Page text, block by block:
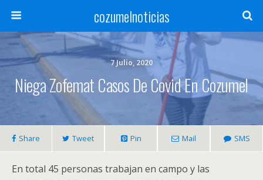
cozumelnoticias
7 Julio, 2020
Niega Zofemat Casos De Covid En Cozumel
Share Tweet Pin Mail SMS
En total 45 personas trabajan en campo y las